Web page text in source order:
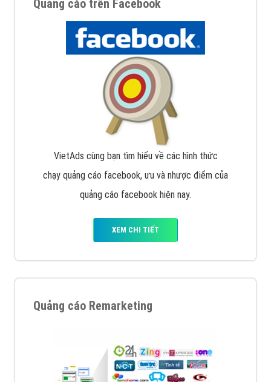
Quảng cáo trên Facebook
VietAds cùng bạn tìm hiểu về các hình thức
chạy quảng cáo facebook, ưu và nhược điểm của
quảng cáo facebook hiện nay.
XEM CHI TIẾT
Quảng cáo Remarketing